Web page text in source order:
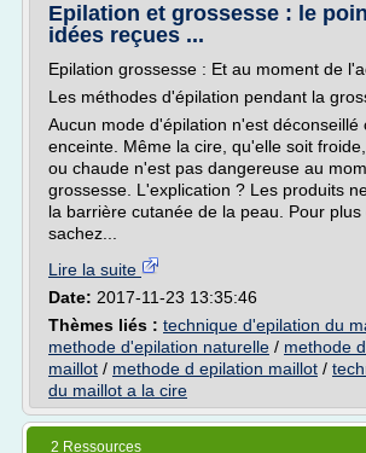
Epilation et grossesse : le
idées reçues ...
Epilation grossesse : Et au moment de
Les méthodes d'épilation pendant la
Aucun mode d'épilation n'est déconseillé
enceinte. Même la cire, qu'elle soit
ou chaude n'est pas dangereuse au
grossesse. L'explication ? Les produits
la barrière cutanée de la peau. Pour plus
sachez...
Lire la suite
Date: 2017-11-23 13:35:46
Thèmes liés : technique d'epilation du
methode d'epilation naturelle / methode
maillot / methode d epilation maillot /
du maillot a la cire
2 Ressources